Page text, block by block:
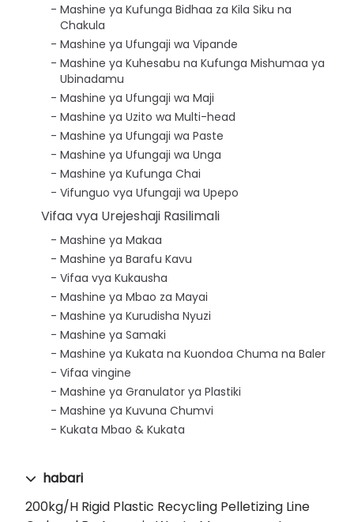
Mashine ya Kufunga Bidhaa za Kila Siku na
Chakula
Mashine ya Ufungaji wa Vipande
Mashine ya Kuhesabu na Kufunga Mishumaa ya
Ubinadamu
Mashine ya Ufungaji wa Maji
Mashine ya Uzito wa Multi-head
Mashine ya Ufungaji wa Paste
Mashine ya Ufungaji wa Unga
Mashine ya Kufunga Chai
Vifunguo vya Ufungaji wa Upepo
Vifaa vya Urejeshaji Rasilimali
Mashine ya Makaa
Mashine ya Barafu Kavu
Vifaa vya Kukausha
Mashine ya Mbao za Mayai
Mashine ya Kurudisha Nyuzi
Mashine ya Samaki
Mashine ya Kukata na Kuondoa Chuma na Baler
Vifaa vingine
Mashine ya Granulator ya Plastiki
Mashine ya Kuvuna Chumvi
Kukata Mbao & Kukata
habari
200kg/h Rigid Plastic Recycling Pelletizing Line